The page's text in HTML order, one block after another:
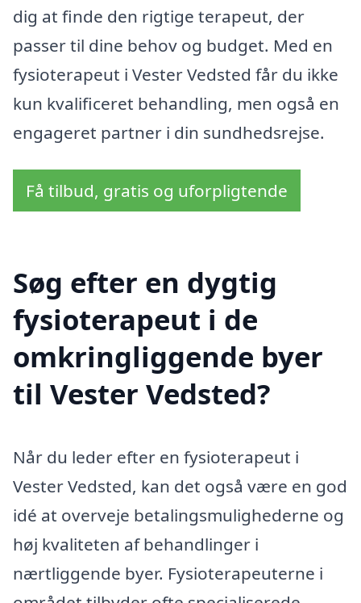
dig at finde den rigtige terapeut, der
passer til dine behov og budget. Med en
fysioterapeut i Vester Vedsted får du ikke
kun kvalificeret behandling, men også en
engageret partner i din sundhedsrejse.
Få tilbud, gratis og uforpligtende
Søg efter en dygtig
fysioterapeut i de
omkringliggende byer
til Vester Vedsted?
Når du leder efter en fysioterapeut i
Vester Vedsted, kan det også være en god
idé at overveje betalingsmulighederne og
høj kvaliteten af behandlinger i
nærtliggende byer. Fysioterapeuterne i